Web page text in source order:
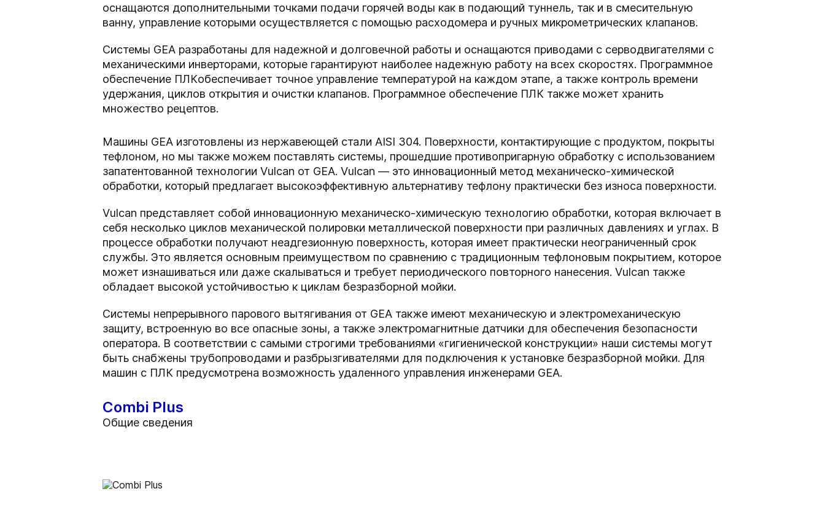
оснащаются дополнительными точками подачи горячей воды как в подающий туннель, так и в смесительную
ванну, управление которыми осуществляется с помощью расходомера и ручных микрометрических клапанов.
Системы GEA разработаны для надежной и долговечной работы и оснащаются приводами с серводвигателями с
механическими инверторами, которые гарантируют наиболее надежную работу на всех скоростях. Программное
обеспечение ПЛКобеспечивает точное управление температурой на каждом этапе, а также контроль времени
удержания, циклов открытия и очистки клапанов. Программное обеспечение ПЛК также может хранить
множество рецептов.
Машины GEA изготовлены из нержавеющей стали AISI 304. Поверхности, контактирующие с продуктом, покрыты
тефлоном, но мы также можем поставлять системы, прошедшие противопригарную обработку с использованием
запатентованной технологии Vulcan от GEA. Vulcan — это инновационный метод механическо-химической
обработки, который предлагает высокоэффективную альтернативу тефлону практически без износа поверхности.
Vulcan представляет собой инновационную механическо-химическую технологию обработки, которая включает в
себя несколько циклов механической полировки металлической поверхности при различных давлениях и углах. В
процессе обработки получают неадгезионную поверхность, которая имеет практически неограниченный срок
службы. Это является основным преимуществом по сравнению с традиционным тефлоновым покрытием, которое
может изнашиваться или даже скалываться и требует периодического повторного нанесения. Vulcan также
обладает высокой устойчивостью к циклам безразборной мойки.
Системы непрерывного парового вытягивания от GEA также имеют механическую и электромеханическую
защиту, встроенную во все опасные зоны, а также электромагнитные датчики для обеспечения безопасности
оператора. В соответствии с самыми строгими требованиями «гигиенической конструкции» наши системы могут
быть снабжены трубопроводами и разбрызгивателями для подключения к установке безразборной мойки. Для
машин с ПЛК предусмотрена возможность удаленного управления инженерами GEA.
Combi Plus
Общие сведения